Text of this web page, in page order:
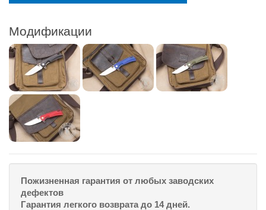
Модификации
Пожизненная гарантия от любых заводских
дефектов
Гарантия легкого возврата до 14 дней.